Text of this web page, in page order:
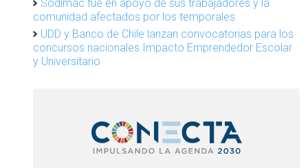
Sodimac fue en apoyo de sus trabajadores y la
comunidad afectados por los temporales
UDD y Banco de Chile lanzan convocatorias para los
concursos nacionales Impacto Emprendedor Escolar
y Universitario